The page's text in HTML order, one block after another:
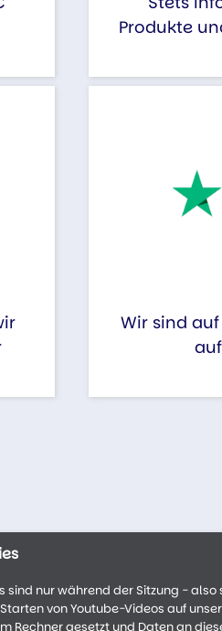
Produkte
Wir sind
nur während der Sitzung -
von Youtube-Videos auf
Rechner gesetzt und Daten an